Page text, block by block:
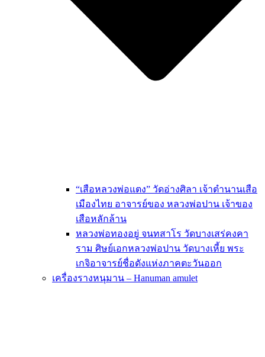
“เสือหลวงพ่อแตง” วัดอ่างศิลา เจ้าตำนานเสือ
เมืองไทย อาจารย์ของ หลวงพ่อปาน เจ้าของ
เสือหลักล้าน
หลวงพ่อทองอยู่ จนทสาโร วัดบางเสร่คงคา
ราม ศิษย์เอกหลวงพ่อปาน วัดบางเหี้ย พระ
เกจิอาจารย์ชื่อดังแห่งภาคตะวันออก
เครื่องรางหนุมาน – Hanuman amulet